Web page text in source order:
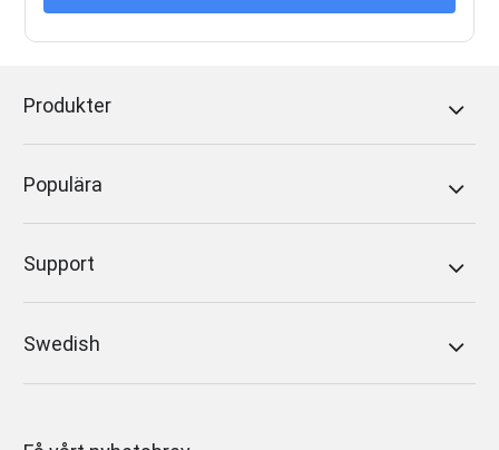
Produkter
Populära
Support
Swedish